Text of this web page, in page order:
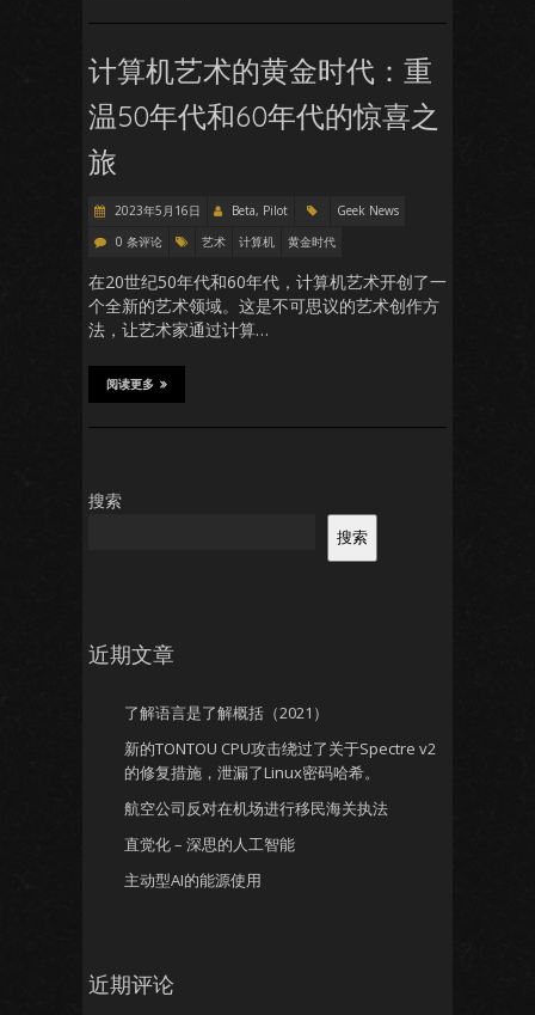
计算机艺术的黄金时代：重
温50年代和60年代的惊喜之
旅
2023年5月16日 Beta, Pilot
Geek News
0 条评论
艺术 计算机 黄金时代
在20世纪50年代和60年代，计算机艺术开创了一
个全新的艺术领域。这是不可思议的艺术创作方
法，让艺术家通过计算…
阅读更多
搜索
搜索
近期文章
了解语言是了解概括（2021）
新的TONTOU CPU攻击绕过了关于Spectre v2
的修复措施，泄漏了Linux密码哈希。
航空公司反对在机场进行移民海关执法
直觉化 – 深思的人工智能
主动型AI的能源使用
近期评论